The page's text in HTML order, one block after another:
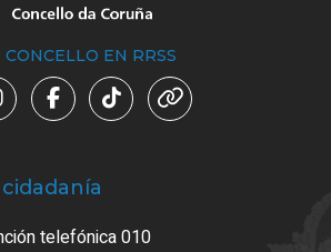
CONCELLO EN RRSS
telefónica 010